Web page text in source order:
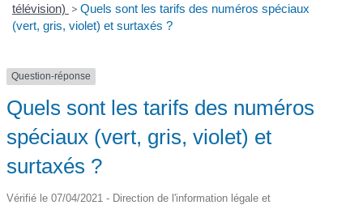
télévision) > Quels sont les tarifs des numéros spéciaux
(vert, gris, violet) et surtaxés ?
Question-réponse
Quels sont les tarifs des numéros
spéciaux (vert, gris, violet) et
surtaxés ?
Vérifié le 07/04/2021 - Direction de l'information légale et